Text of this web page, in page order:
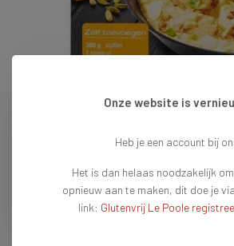
Vandaag voor 16:00 besteld =
Onze website is
Heb je een account bij
Het is dan helaas noodzakelijk
opnieuw aan te maken, dit doe je
link: Glutenvrij Le Poole